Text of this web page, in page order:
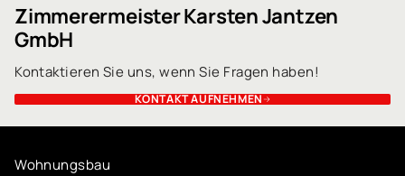
Zimmerermeister Karsten Jantzen
GmbH
Kontaktieren Sie uns, wenn Sie Fragen haben!
KONTAKT AUFNEHMEN
Wohnungsbau